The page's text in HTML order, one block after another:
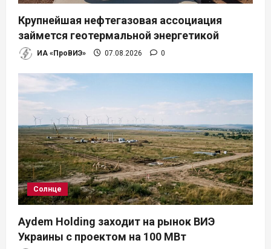
Крупнейшая нефтегазовая ассоциация
займется геотермальной энергетикой
ИА «ПроВИЭ» 07.08.2026 0
Солнце
Aydem Holding заходит на рынок ВИЭ
Украины с проектом на 100 МВт